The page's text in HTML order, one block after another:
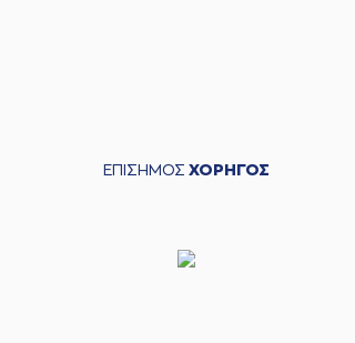
ΕΠΙΣΗΜΟΣ ΧΟΡΗΓΟΣ